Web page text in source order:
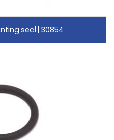
seal | 30854